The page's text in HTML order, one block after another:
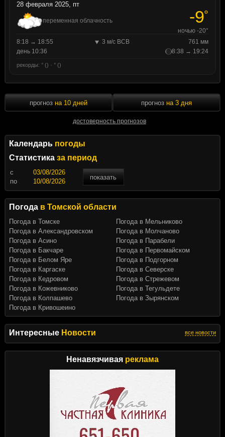
Интересные Новости все новости
Ненавязчивая реклама
28 февраля 2025, пт
переменная облачность -9°
ночью -20°
8:18 → 18:55
3 м/с ВСВ
761 мм
день 10:36
8:38 → 19:24
рекорды: ° () · ° ()
прогноз на 10 дней
достоверность прогнозов
прогноз на 3 дня
Календарь погоды
Статистика за период
c
показать
по
Погода в Томской области
Погода в Томске
Погода в Александровском
Погода в Асино
Погода в Бакчаре
Погода в Белом Яре
Погода в Каргаске
Погода в Кедровом
Погода в Кожевниково
Погода в Колпашево
Погода в Кривошеино
Погода в Мельниково
Погода в Молчаново
Погода в Парабели
Погода в Первомайском
Погода в Подгорном
Погода в Северске
Погода в Стрежевом
Погода в Тегульдете
Погода в Зырянском